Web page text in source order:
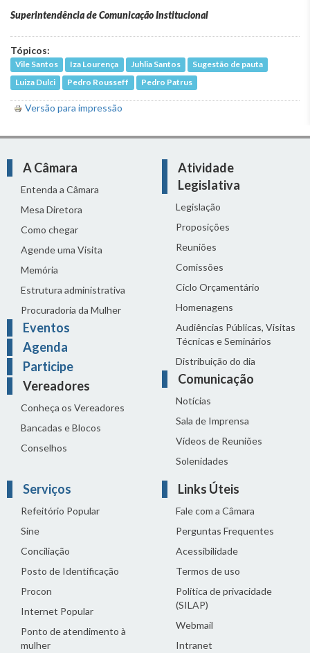
Superintendência de Comunicação Institucional
Tópicos:
Vile Santos Iza Lourença Juhlia Santos
Sugestão de pauta
Luiza Dulci
Pedro Rousseff Pedro Patrus
Versão para impressão
A Câmara
Entenda a Câmara
Mesa Diretora
Como chegar
Agende uma Visita
Memória
Estrutura administrativa
Procuradoria da Mulher
Eventos
Agenda
Participe
Vereadores
Conheça os Vereadores
Bancadas e Blocos
Conselhos
Atividade
Legislativa
Legislação
Proposições
Reuniões
Comissões
Ciclo Orçamentário
Homenagens
Audiências Públicas, Visitas
Técnicas e Seminários
Distribuição do dia
Comunicação
Notícias
Sala de Imprensa
Vídeos de Reuniões
Solenidades
Serviços
Refeitório Popular
Sine
Conciliação
Posto de Identificação
Procon
Internet Popular
Ponto de atendimento à
mulher
Links Úteis
Fale com a Câmara
Perguntas Frequentes
Acessibilidade
Termos de uso
Política de privacidade
(SILAP)
Webmail
Intranet